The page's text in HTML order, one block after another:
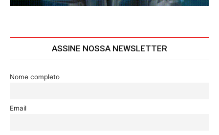
ASSINE NOSSA NEWSLETTER
Nome completo
Email